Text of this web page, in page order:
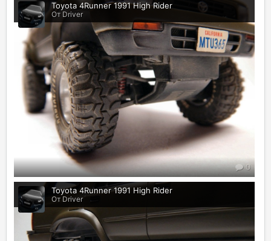
Toyota 4Runner 1991 High Rider
От Driver
0
Toyota 4Runner 1991 High Rider
От Driver